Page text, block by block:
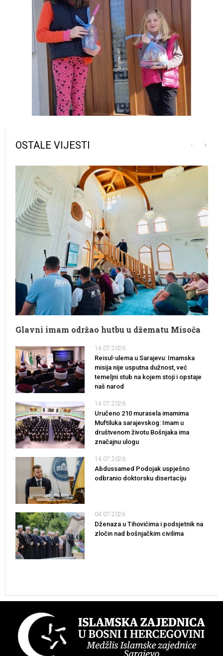
OSTALE VIJESTI
Glavni imam održao hutbu u džematu Misoča
14.07.2026
Reisul-ulema u Sarajevu: Imamska
misija nije usputna dužnost, već
temeljni stub na kojem stoji i opstaje
naš narod
14.07.2026
Uručeno 210 murasela imamima
Muftiluka sarajevskog: Imam u
društvenom životu Bošnjaka ima
značajnu ulogu
14.07.2026
Abdussamed Podojak uspješno
odbranio doktorsku disertaciju
04.07.2026
Dženaza u Tihovićima i podsjetnik na
zločin nad bošnjačkim civilima